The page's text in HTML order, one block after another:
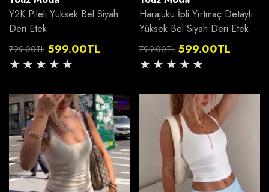
Y2K Pileli Yüksek Bel Siyah
Deri Etek
Normal
799.00TL
İndirimli
599.00TL
Harajuku İpli Yırtmaç Detaylı
Yüksek Bel Siyah Deri Etek
Normal
799.00TL
İndirimli
599.00TL